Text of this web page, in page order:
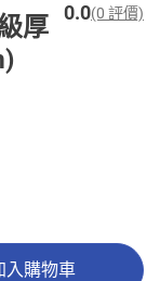
厚
0.0(0 評價)
入購物車